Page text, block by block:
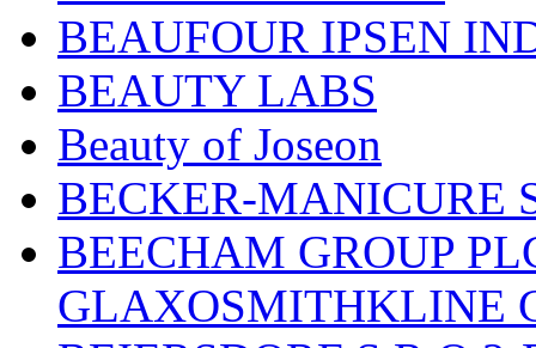
BEAUFOUR IPSEN
BEAUTY LABS
Beauty of Joseon
BECKER-MANICURE
BEECHAM GROUP
GLAXOSMITHKLINE